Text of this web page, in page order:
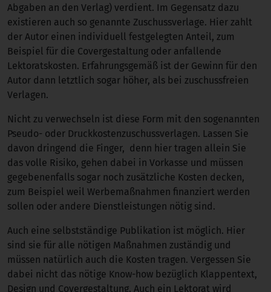
Abgaben an den Verlag) verdient. Im Gegensatz dazu
existieren auch so genannte Zuschussverlage. Hier zahlt
der Autor einen individuell festgelegten Anteil, zum
Beispiel für die Covergestaltung oder anfallende
Lektoratskosten. Erfahrungsgemäß ist der Gewinn für den
Autor dann letztlich sogar höher, als bei zuschussfreien
Verlagen.
Nicht zu verwechseln ist diese Form mit den sogenannten
Pseudo- oder Druckkostenzuschussverlagen. Lassen Sie
davon dringend die Finger, denn hier tragen allein Sie
das volle Risiko, gehen dabei in Vorkasse und müssen
gegebenenfalls sogar noch zusätzliche Kosten decken,
zum Beispiel weil Werbemaßnahmen finanziert werden
sollen oder andere Dienstleistungen nötig sind.
Auch eine selbstständige Publikation ist möglich. Hier
sind sie für alle nötigen Maßnahmen zuständig und
müssen natürlich auch die Kosten tragen. Vergessen Sie
dabei nicht das nötige Know-how bezüglich Klappentext,
Design und Covergestaltung. Auch ein Lektorat wird